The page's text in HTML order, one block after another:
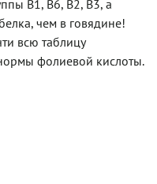
В1, В6, В2, В3, а
чем в говядине!
всю таблицу
фолиевой кислоты.